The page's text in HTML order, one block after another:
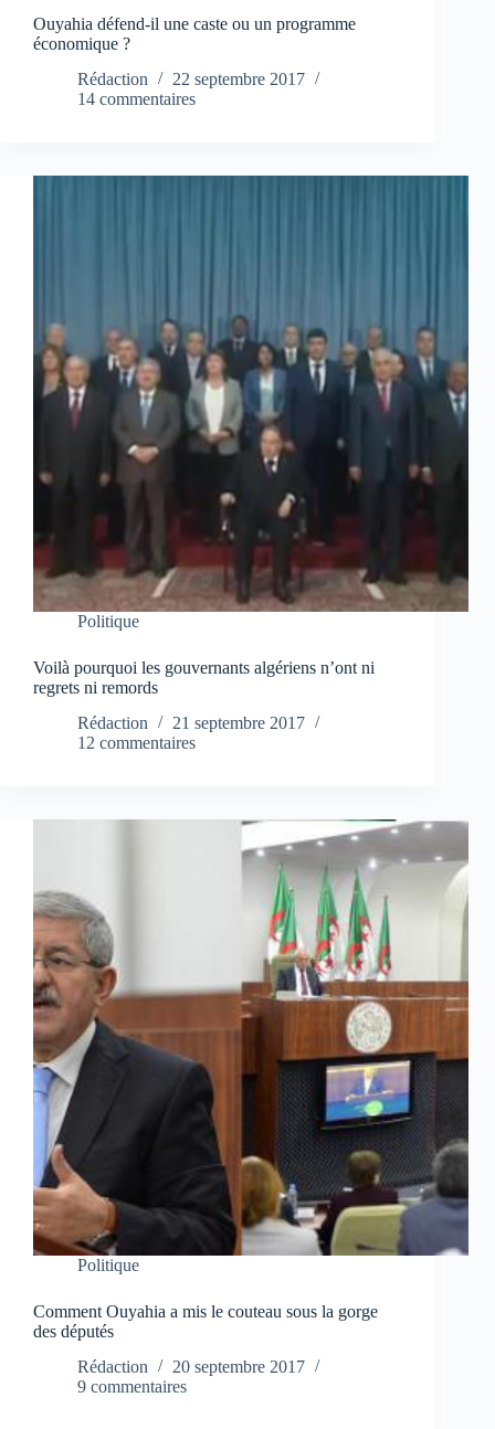
Ouyahia défend-il une caste ou un programme
économique ?
Rédaction
22 septembre 2017
14 commentaires
Politique
Voilà pourquoi les gouvernants algériens n’ont ni
regrets ni remords
Rédaction
21 septembre 2017
12 commentaires
Politique
Comment Ouyahia a mis le couteau sous la gorge
des députés
Rédaction
20 septembre 2017
9 commentaires